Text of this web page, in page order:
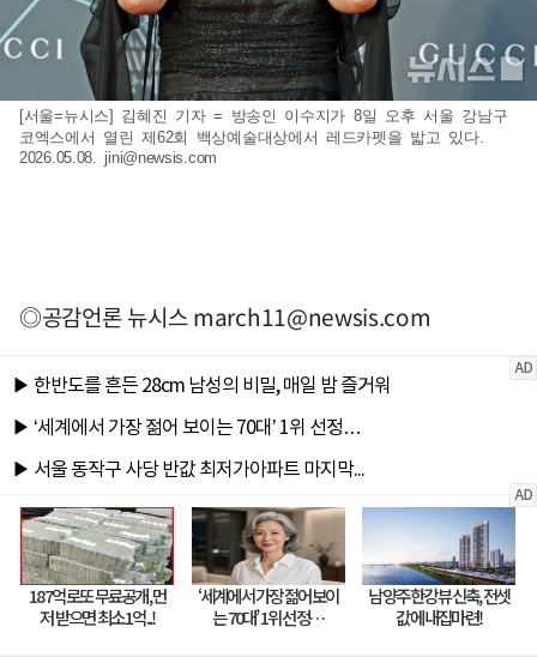
[서울=뉴시스] 김혜진 기자 = 방송인 이수지가 8일 오후 서울 강남구
코엑스에서 열린 제62회 백상예술대상에서 레드카펫을 밟고 있다.
2026.05.08. jini@newsis.com
◎공감언론 뉴시스march11@newsis.com